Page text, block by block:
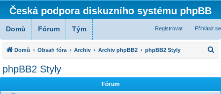
Česká podpora diskuzního systému phpBB
Domů Fórum Tým Přihlásit se
Registrovat
Domů Obsah fóra Archiv Archiv phpBB2 phpBB2 Styly
phpBB2 Styly
Fórum